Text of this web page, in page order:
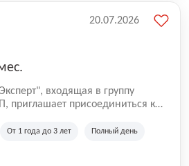
входящая в группу
приглашает присоединиться к
2005 года и оказываем комплекс
модульных блоков свободной
От 1 года до 3 лет Полный день
20.07.2026